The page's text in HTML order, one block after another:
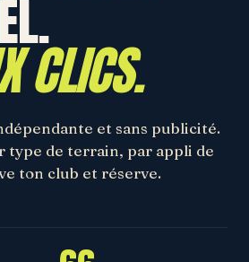
CLICS.
et sans publicité.
type de terrain, par appli de
ton club et réserve.